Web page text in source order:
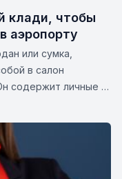
клади, чтобы
аэропорту
или сумка,
в салон
содержит личные и
клади могут